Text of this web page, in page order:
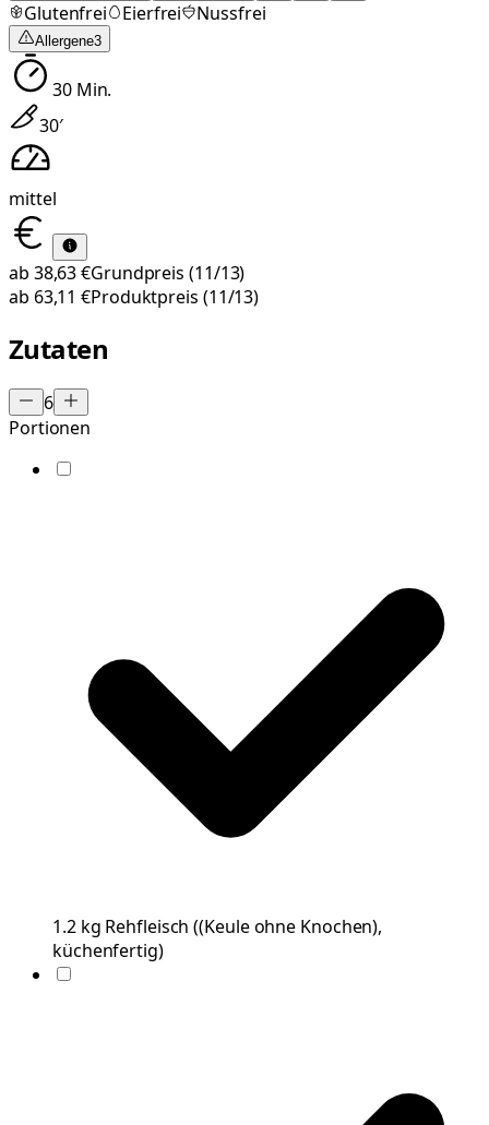
Glutenfrei Eierfrei Nussfrei
Allergene3
30Min.
30′
mittel
ab 38,63 €Grundpreis (11/13)
ab 63,11 €Produktpreis (11/13)
Zutaten
6
Portionen
1.2 kg Rehfleisch ((Keule ohne Knochen),
küchenfertig)